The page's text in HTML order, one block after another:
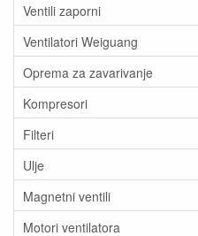
Ventili zaporni
Ventilatori Weiguang
Oprema za zavarivanje
Kompresori
Filteri
Ulje
Magnetni ventili
Motori ventilatora